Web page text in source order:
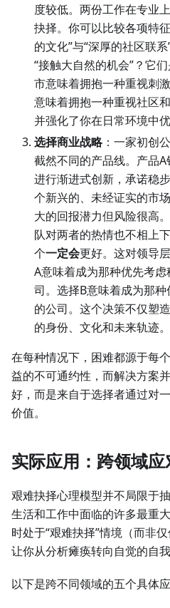
度较低。两份工作在专业
抉择。你可以比较各项特
的文化”与“深厚的社区联
“接触大自然的机会”？它
市意味着拥抱一种重视刺
意味着拥抱一种重视社区
并强化了你在日常环境中
选择商业战略：一家初创
截然不同的产品线。产品A
进行渐进式创新，承诺稳
个新兴的、未经证实的市
大的回报潜力但风险很高
队对两者的热情也不相上
个一定会更好。这对领导
A意味着成为那种优先考
司。选择B意味着成为那
的公司。这个决策不仅塑
的身份、文化和未来轨迹。
在每种情况下，困难都源于每
益的不可通约性，而解决方案
好，而是来自于选择者通过对
价值。
实际应用：跨领域
艰难抉择心理模型并不局限于
生活和工作中面临的许多最重
时处于“艰难抉择”情境（而非
让你从分析瘫痪转向自觉的自我
以下是跨不同领域的五个具体